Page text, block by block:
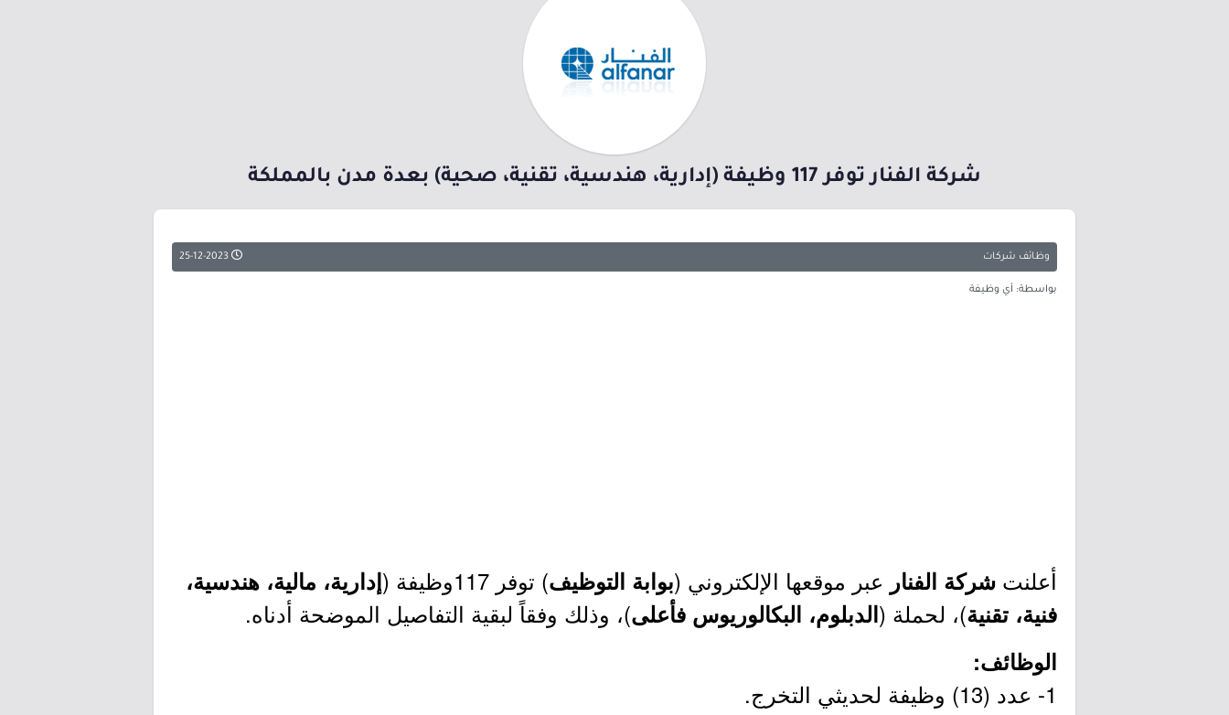
شركة الفنار توفر 117 وظيفة (إدارية، هندسية، تقنية، صحية) بعدة مدن بالمملكة
وظائف شركات
بواسطة: أي وظيفة
أعلنت شركة الفنار عبر موقعها الإلكتروني (بوابة التوظيف) توفر 117وظيفة (
إدارية، مالية، هندسية،
فنية، تقنية)، لحملة (الدبلوم، البكالوريوس فأعلى)، وذلك وفقاً لبقية التفاصيل الموضحة أدناه.
الوظائف:
1- عدد (13) وظيفة لحديثي التخرج.